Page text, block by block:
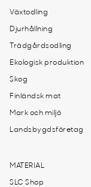
Växtodling
Djurhållning
Trädgårdsodling
Ekologisk produktion
Skog
Finländsk mat
Mark och miljö
Landsbygdsföretag
MATERIAL
SLC Shop